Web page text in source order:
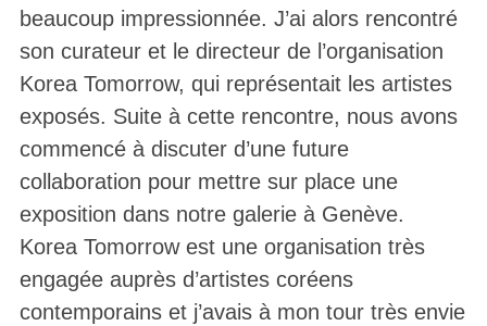
beaucoup impressionnée. J’ai alors rencontré
son curateur et le directeur de l’organisation
Korea Tomorrow, qui représentait les artistes
exposés. Suite à cette rencontre, nous avons
commencé à discuter d’une future
collaboration pour mettre sur place une
exposition dans notre galerie à Genève.
Korea Tomorrow est une organisation très
engagée auprès d’artistes coréens
contemporains et j’avais à mon tour très envie